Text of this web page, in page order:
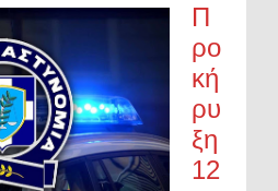
Π
ρο
κή
ρυ
ξη
12